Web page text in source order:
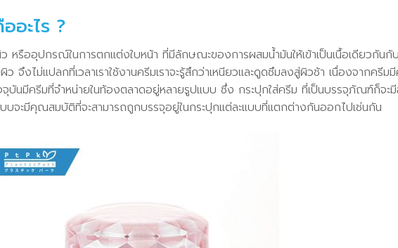
อะไร ?
หรืออุปกรณ์ในการตกแต่งใบหน้า ที่มีลักษณะของการผสมน้ำมันให้เข้าเป็นเนื้อเดียวกันกั
จึงไม่แปลกที่เวลาเราใช้งานครีมเราจะรู้สึกว่าเหนียวและดูดซึมลงสู่ผิวช้า เนื่องจากครี
จุบันมีครีมที่จำหน่ายในท้องตลาดอยู่หลายรูปแบบ ซึ่ง กระปุกใส่ครีม ที่เป็นบรรจุภัณฑ์ก็จะ
บจะมีคุณสมบัติที่จะสามารถถูกบรรจุอยู่ในกระปุกแต่ละแบบที่แตกต่างกันออกไปเช่นกัน